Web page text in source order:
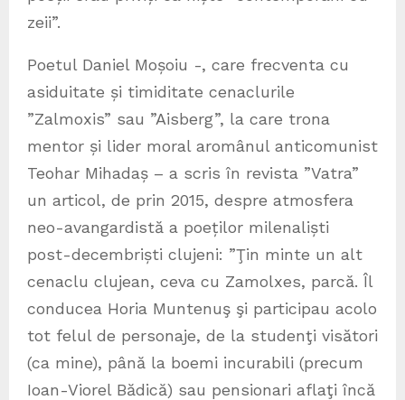
zeii”.
Poetul Daniel Moșoiu -, care frecventa cu
asiduitate și timiditate cenaclurile
”Zalmoxis” sau ”Aisberg”, la care trona
mentor și lider moral aromânul anticomunist
Teohar Mihadaș – a scris în revista ”Vatra”
un articol, de prin 2015, despre atmosfera
neo-avangardistă a poeților milenaliști
post-decembriști clujeni: ”Ţin minte un alt
cenaclu clujean, ceva cu Zamolxes, parcă. Îl
conducea Horia Muntenuş şi participau acolo
tot felul de personaje, de la studenţi visători
(ca mine), până la boemi incurabili (precum
Ioan-Viorel Bădică) sau pensionari aflaţi încă